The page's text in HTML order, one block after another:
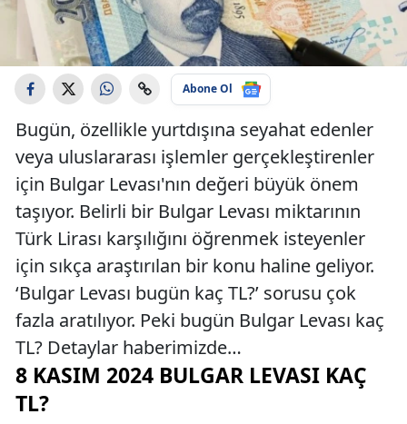
Abone Ol
Bugün, özellikle yurtdışına seyahat edenler
veya uluslararası işlemler gerçekleştirenler
için Bulgar Levası'nın değeri büyük önem
taşıyor. Belirli bir Bulgar Levası miktarının
Türk Lirası karşılığını öğrenmek isteyenler
için sıkça araştırılan bir konu haline geliyor.
‘Bulgar Levası bugün kaç TL?’ sorusu çok
fazla aratılıyor. Peki bugün Bulgar Levası kaç
TL? Detaylar haberimizde…
8 KASIM 2024 BULGAR LEVASI KAÇ
TL?